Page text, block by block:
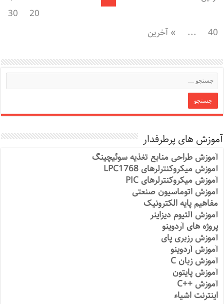
20
30
40
... » آخرین
آموزش های پرطرفدار
آموزش طراحی منابع تغذیه سوئیچینگ
آموزش میکروکنترلرهای LPC1768
آموزش میکروکنترلرهای PIC
آموزش اتوماسیون صنعتی
مفاهیم پایه الکترونیک
آموزش آلتیوم دیزاینر
پروژه های آردوینو
آموزش رزبری پای
آموزش آردوینو
آموزش زبان C
آموزش پایتون
آموزش ++C
اینترنت اشیاء